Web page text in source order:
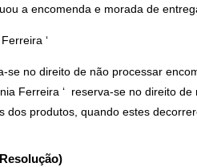
a encomenda e morada de
‘
se no direito de não processar
Ferreira ‘ reserva-se no direito
dos produtos, quando estes